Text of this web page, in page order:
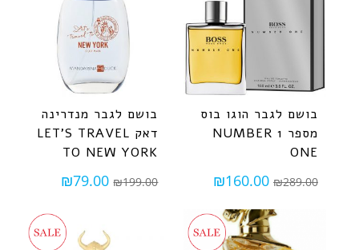
בושם לגבר הוגו בוס
מספר 1 NUMBER
ONE
₪289.00
₪160.00
בושם לגבר מנדרינה
דאק LET'S TRAVEL
TO NEW YORK
₪199.00
₪79.00